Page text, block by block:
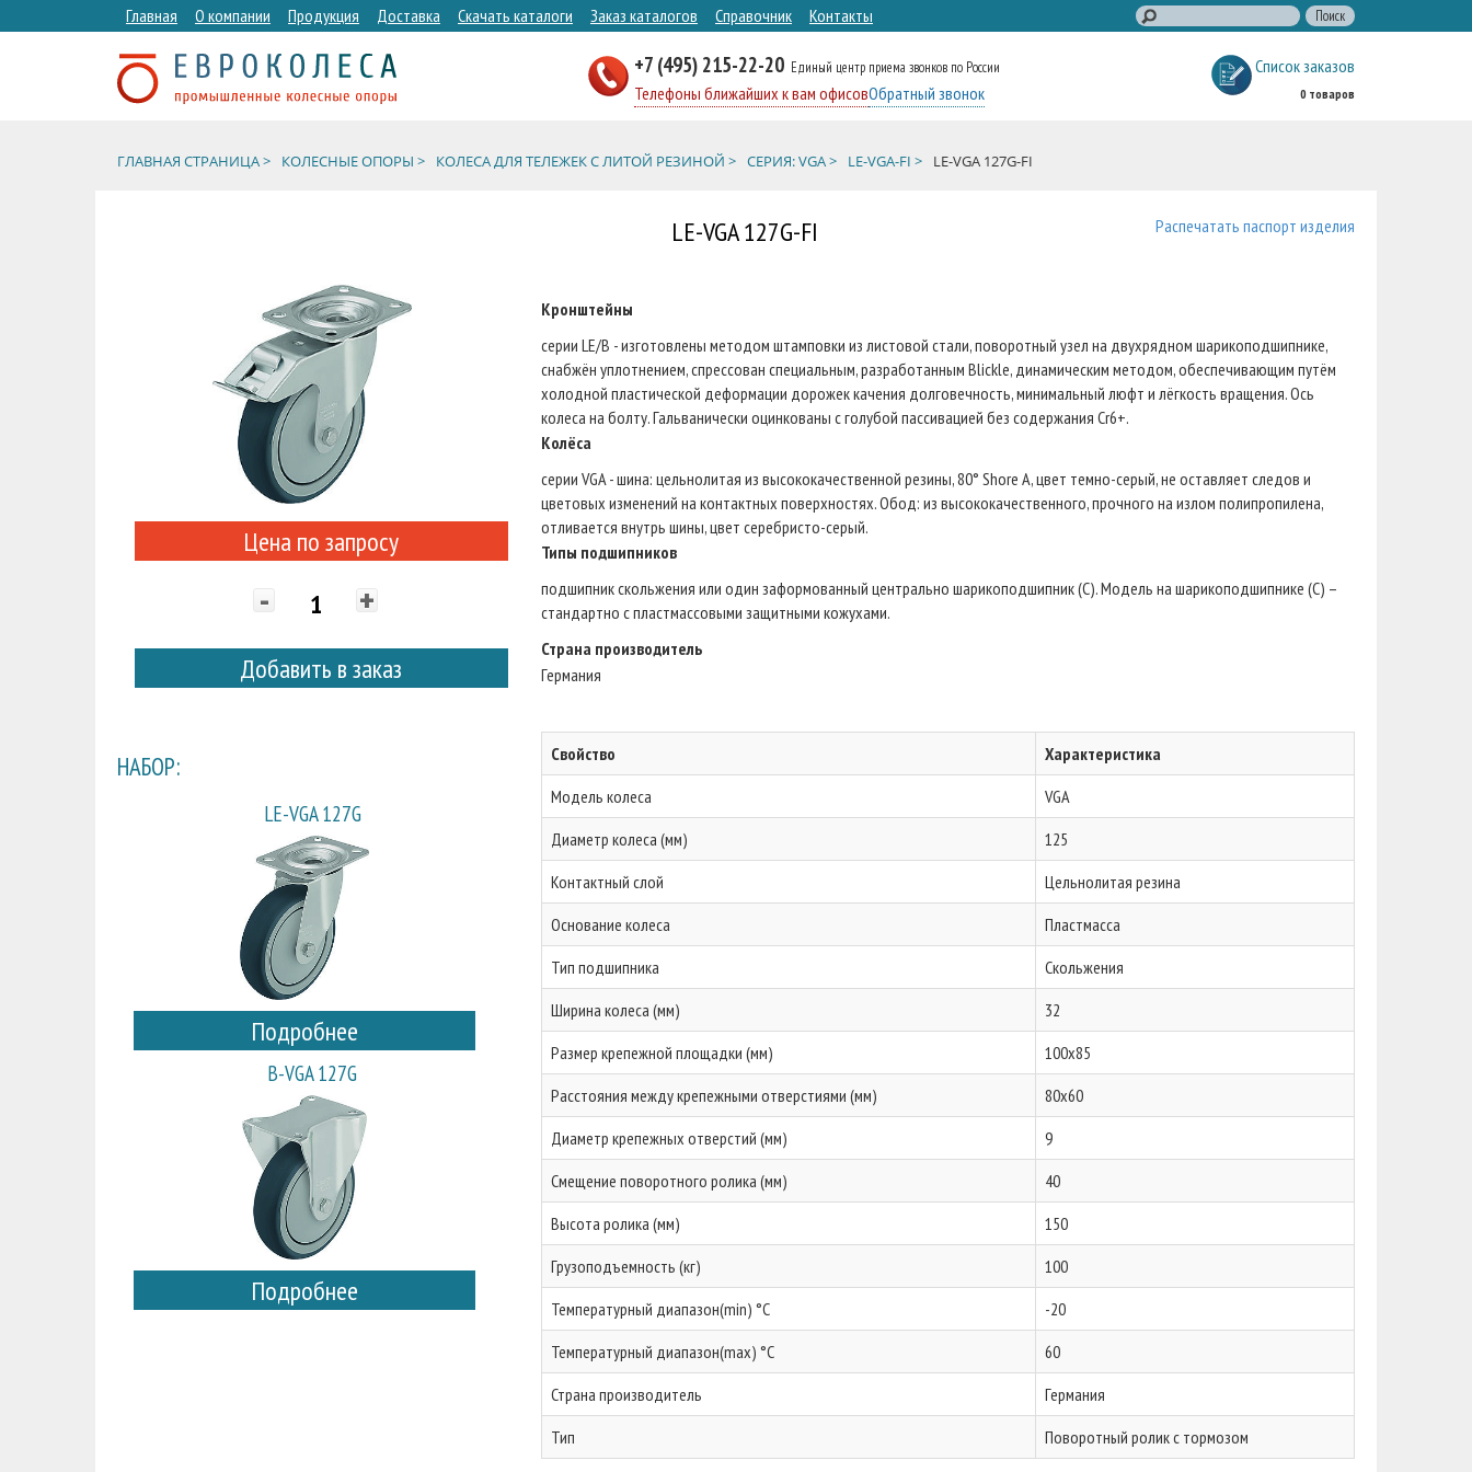
Главная О компании Продукция Доставка Скачать каталоги Заказ каталогов Справочник Контакты
+7 (495) 215-22-20 Единый центр приема звонков по России
Телефоны ближайших к вам офисовОбратный звонок
Список заказов
0 товаров
ГЛАВНАЯ СТРАНИЦА > КОЛЕСНЫЕ ОПОРЫ > КОЛЕСА ДЛЯ ТЕЛЕЖЕК С ЛИТОЙ РЕЗИНОЙ > СЕРИЯ: VGA > LE-VGA-FI > LE-VGA 127G-FI
LE-VGA 127G-FI Распечатать паспорт изделия
Цена по запросу
- +
Добавить в заказ
Кронштейны
серии LE/B - изготовлены методом штамповки из листовой стали, поворотный узел на двухрядном шарикоподшипнике,
снабжён уплотнением, спрессован специальным, разработанным Blickle, динамическим методом, обеспечивающим путём
холодной пластической деформации дорожек качения долговечность, минимальный люфт и лёгкость вращения. Ось
колеса на болту. Гальванически оцинкованы с голубой пассивацией без содержания Cr6+.
Колёса
серии VGA - шина: цельнолитая из высококачественной резины, 80° Shore A, цвет темно-серый, не оставляет следов и
цветовых изменений на контактных поверхностях. Обод: из высококачественного, прочного на излом полипропилена,
отливается внутрь шины, цвет серебристо-серый.
Типы подшипников
подшипник скольжения или один заформованный центрально шарикоподшипник (C). Модель на шарикоподшипнике (С) –
стандартно с пластмассовыми защитными кожухами.
Страна производитель
Германия
НАБОР:
LE-VGA 127G
Подробнее
B-VGA 127G
Подробнее
Свойство
Характеристика
Модель колеса
VGA
Диаметр колеса (мм)
125
Контактный слой
Цельнолитая резина
Основание колеса
Пластмасса
Тип подшипника
Скольжения
Ширина колеса (мм)
32
Размер крепежной площадки (мм)
100x85
Расстояния между крепежными отверстиями (мм)
80x60
Диаметр крепежных отверстий (мм)
9
Смещение поворотного ролика (мм)
40
Высота ролика (мм)
150
Грузоподъемность (кг)
100
Температурный диапазон(min) °C
-20
Температурный диапазон(max) °C
60
Страна производитель
Германия
Тип
Поворотный ролик с тормозом